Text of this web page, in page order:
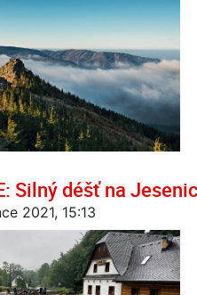
Silný déšť na
2021, 15:13